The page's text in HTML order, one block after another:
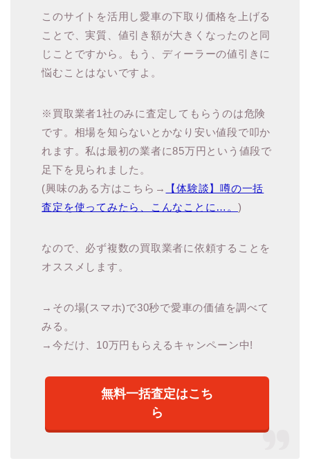
このサイトを活用し愛車の下取り価格を上げる
ことで、実質、値引き額が大きくなったのと同
じことですから。もう、ディーラーの値引きに
悩むことはないですよ。
※買取業者1社のみに査定してもらうのは危険
です。相場を知らないとかなり安い値段で叩か
れます。私は最初の業者に85万円という値段で
足下を見られました。
(興味のある方はこちら→
【体験談】噂の一括
査定を使ってみたら、こんなことに…。 )
なので、必ず複数の買取業者に依頼することを
オススメします。
→その場(スマホ)で30秒で愛車の価値を調べて
みる。
→今だけ、10万円もらえるキャンペーン中!
無料一括査定はこち
ら